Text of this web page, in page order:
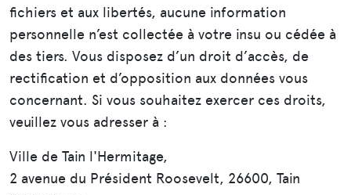
fichiers et aux libertés, aucune information
personnelle n’est collectée à votre insu ou cédée à
des tiers. Vous disposez d’un droit d’accès, de
rectification et d’opposition aux données vous
concernant. Si vous souhaitez exercer ces droits,
veuillez vous adresser à :
Ville de Tain l'Hermitage,
2 avenue du Président Roosevelt, 26600, Tain